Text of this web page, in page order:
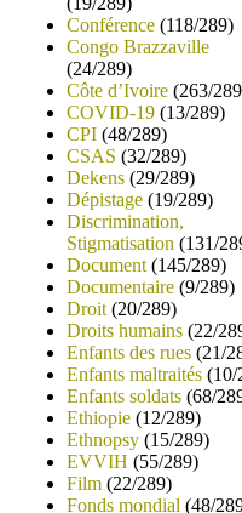
Conférence (118/289)
Congo Brazzaville
(24/289)
Côte d’Ivoire (263/
COVID-19 (13/289)
CPI (48/289)
CSAS (32/289)
Dekens (29/289)
Dépistage (19/289)
Discrimination,
Stigmatisation (131/
Document (145/289)
Documentaire (9/289)
Droit (20/289)
Droits humains (22/
Enfants des rues (21/
Enfants maltraités (10/
Enfants soldats (68/
Ethiopie (12/289)
Ethnopsy (15/289)
EVVIH (55/289)
Film (22/289)
Fonds mondial (48/